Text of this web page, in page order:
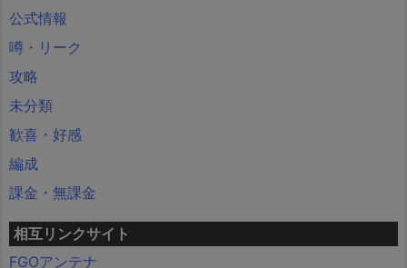
公式情報
噂・リーク
攻略
未分類
歓喜・好感
編成
課金・無課金
相互リンクサイト
FGOアンテナ